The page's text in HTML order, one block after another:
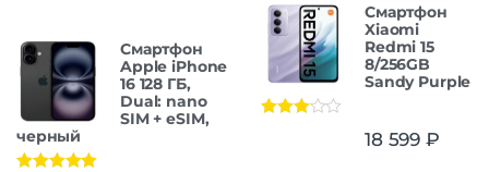
Смартфон
Apple iPhone
16 128 ГБ,
Dual: nano
SIM + eSIM,
черный
Смартфон
Xiaomi
Redmi 15
8/256GB
Sandy Purple
18 599 ₽